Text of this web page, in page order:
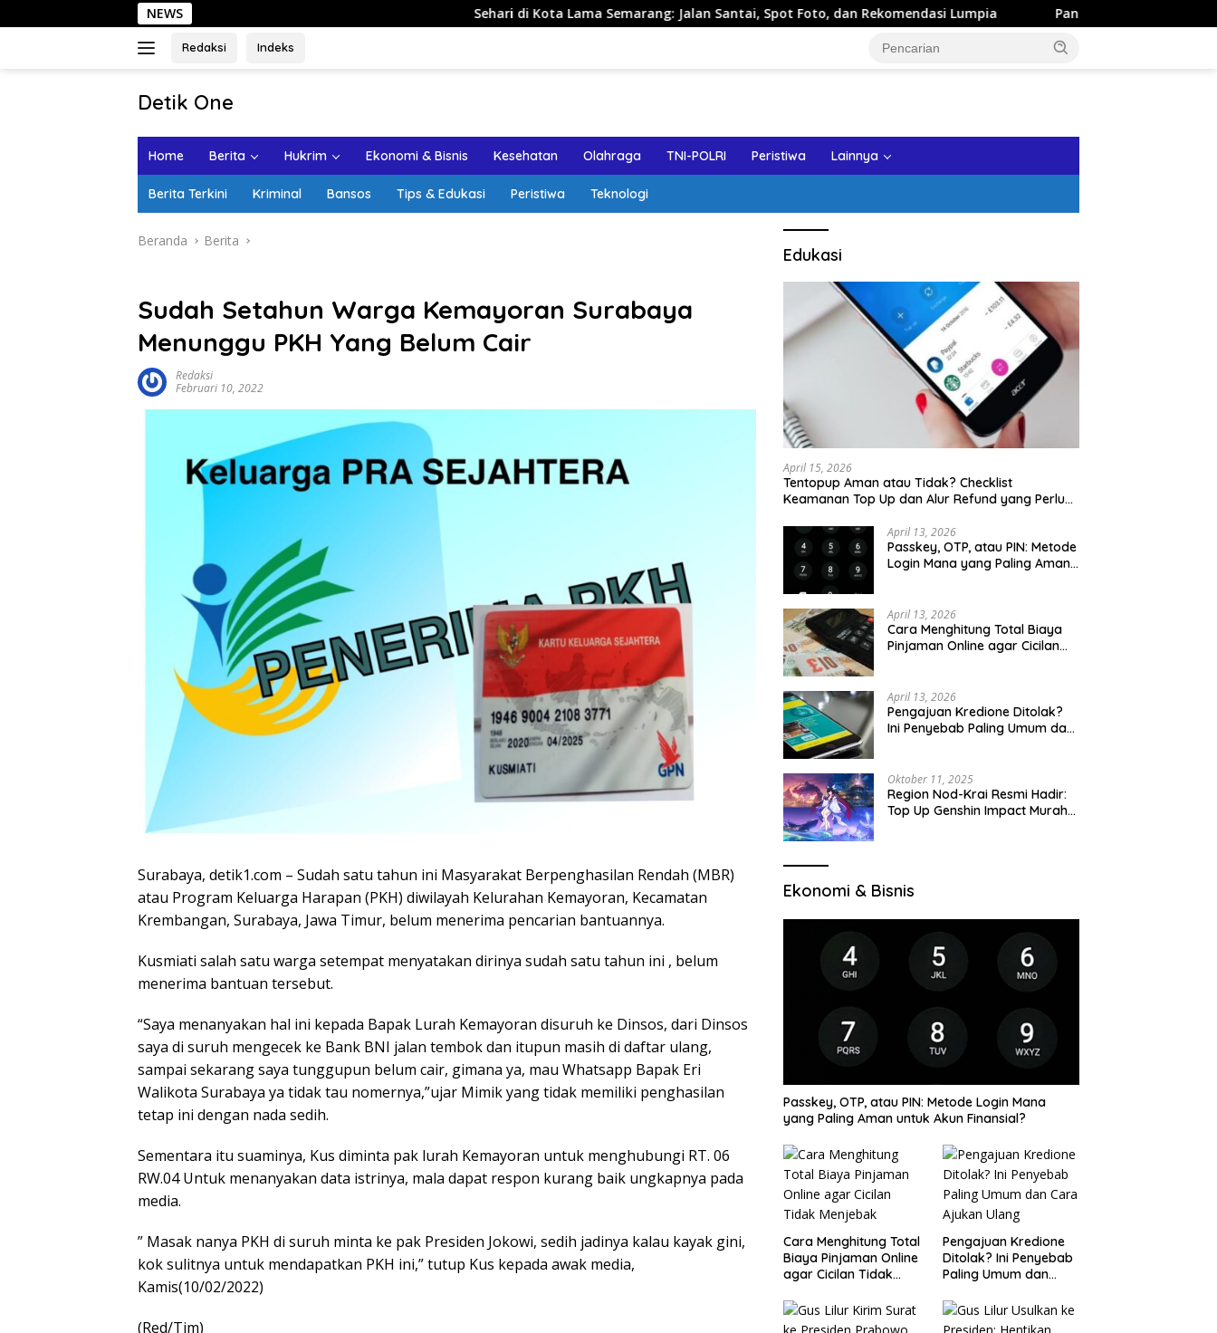
ke
NEWS Sehari di Kota Lama Semarang: Jalan Santai, Spot Foto, dan Rekomendasi Lumpia Panduan Wisata Keluarga ke Kota
Redaksi Indeks
Detik One
Ungkap
Home Berita Hukrim Ekonomi & Bisnis Kesehatan Olahraga TNI-POLRI Peristiwa Lainnya
Berita Terkini Kriminal Bansos Tips & Edukasi Peristiwa Teknologi
Beranda Berita
Sudah Setahun Warga Kemayoran Surabaya
Menunggu PKH Yang Belum Cair
Redaksi
Februari 10, 2022
Surabaya, detik1.com – Sudah satu tahun ini Masyarakat Berpenghasilan Rendah (MBR)
atau Program Keluarga Harapan (PKH) diwilayah Kelurahan Kemayoran, Kecamatan
Krembangan, Surabaya, Jawa Timur, belum menerima pencarian bantuannya.
Kusmiati salah satu warga setempat menyatakan dirinya sudah satu tahun ini , belum
menerima bantuan tersebut.
“Saya menanyakan hal ini kepada Bapak Lurah Kemayoran disuruh ke Dinsos, dari Dinsos
saya di suruh mengecek ke Bank BNI jalan tembok dan itupun masih di daftar ulang,
sampai sekarang saya tunggupun belum cair, gimana ya, mau Whatsapp Bapak Eri
Walikota Surabaya ya tidak tau nomernya,”ujar Mimik yang tidak memiliki penghasilan
tetap ini dengan nada sedih.
Sementara itu suaminya, Kus diminta pak lurah Kemayoran untuk menghubungi RT. 06
RW.04 Untuk menanyakan data istrinya, mala dapat respon kurang baik ungkapnya pada
media.
” Masak nanya PKH di suruh minta ke pak Presiden Jokowi, sedih jadinya kalau kayak gini,
kok sulitnya untuk mendapatkan PKH ini,” tutup Kus kepada awak media,
Kamis(10/02/2022)
(Red/Tim)
Edukasi
April 15, 2026
Tentopup Aman atau Tidak? Checklist
Keamanan Top Up dan Alur Refund yang Perlu
April 13, 2026
Passkey, OTP, atau PIN: Metode
Login Mana yang Paling Aman
April 13, 2026
Cara Menghitung Total Biaya
Pinjaman Online agar Cicilan
April 13, 2026
Pengajuan Kredione Ditolak?
Ini Penyebab Paling Umum dan
Oktober 11, 2025
Region Nod-Krai Resmi Hadir:
Top Up Genshin Impact Murah
Ekonomi & Bisnis
Passkey, OTP, atau PIN: Metode Login Mana
yang Paling Aman untuk Akun Finansial?
Cara Menghitung Total
Biaya Pinjaman Online
agar Cicilan Tidak
Pengajuan Kredione
Ditolak? Ini Penyebab
Paling Umum dan